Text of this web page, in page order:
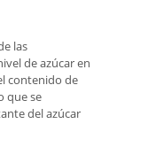
las
de azúcar en
contenido de
que se
del azúcar